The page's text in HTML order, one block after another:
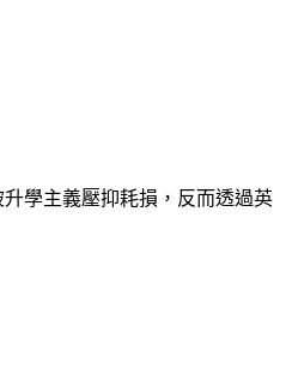
學主義壓抑耗損，反而透過英